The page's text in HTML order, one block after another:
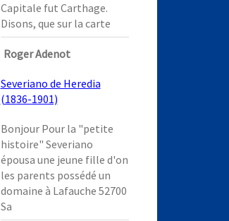
Capitale fut Carthage.
Disons, que sur la carte
Roger Adenot
Severiano de Heredia
(1836-1901)
Bonjour Pour la "petite
histoire" Severiano
épousa une jeune fille d'on
les parents possédé un
domaine à Lafauche 52700
Sa